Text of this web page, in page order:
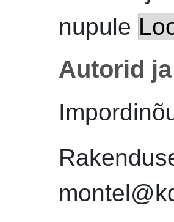
nupule
Autorid